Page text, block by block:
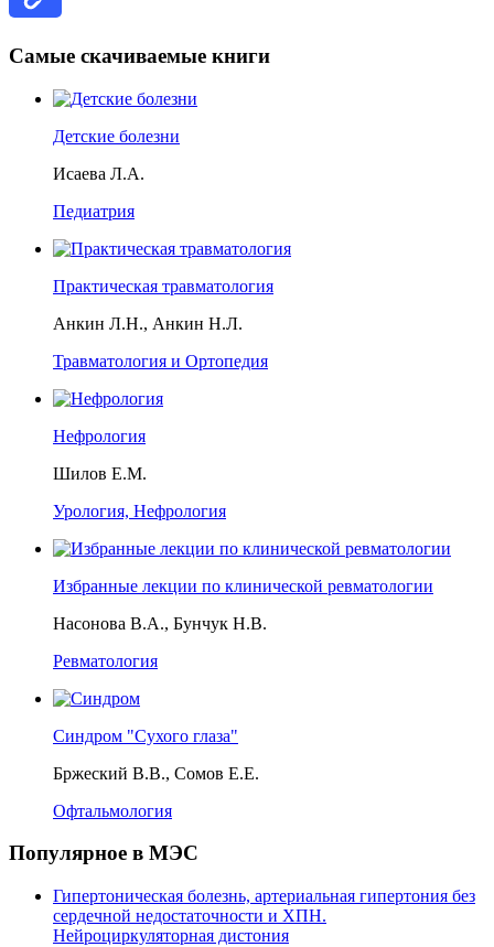
Самые скачиваемые книги
Детские болезни
Исаева Л.А.
Педиатрия
Практическая травматология
Анкин Л.Н., Анкин Н.Л.
Травматология и Ортопедия
Нефрология
Шилов Е.М.
Урология, Нефрология
Избранные лекции по клинической ревматологии
Насонова В.А., Бунчук Н.В.
Ревматология
Синдром "Сухого глаза"
Бржеский В.В., Сомов Е.Е.
Офтальмология
Популярное в МЭС
Гипертоническая болезнь, артериальная гипертония без
сердечной недостаточности и ХПН.
Нейроциркуляторная дистония